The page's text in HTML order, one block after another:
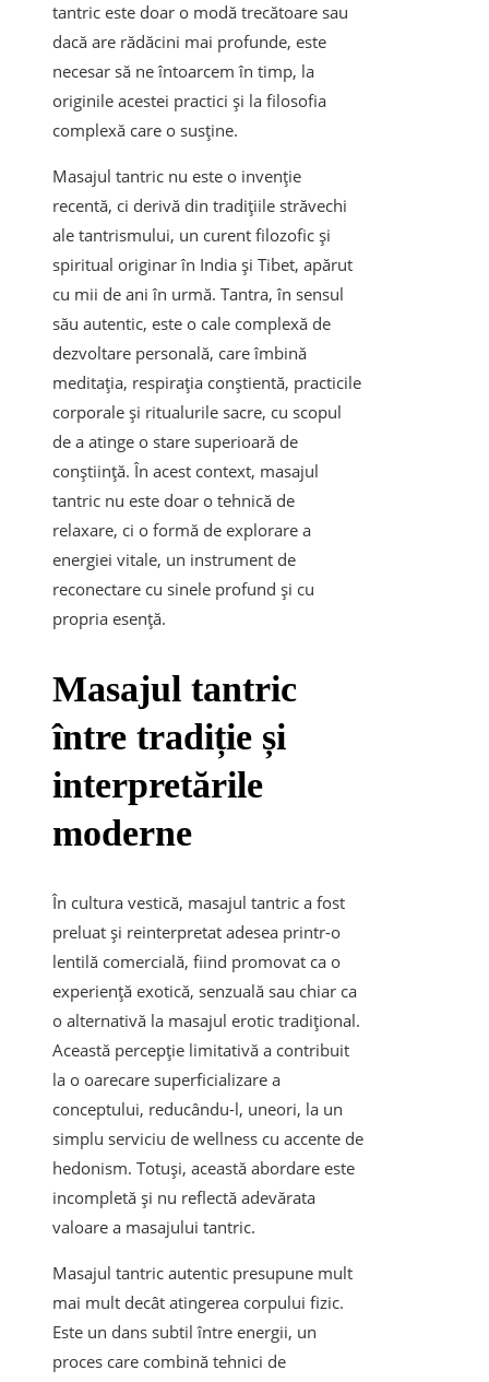
tantric este doar o modă trecătoare sau
dacă are rădăcini mai profunde, este
necesar să ne întoarcem în timp, la
originile acestei practici și la filosofia
complexă care o susține.
Masajul tantric nu este o invenție
recentă, ci derivă din tradițiile străvechi
ale tantrismului, un curent filozofic și
spiritual originar în India și Tibet, apărut
cu mii de ani în urmă. Tantra, în sensul
său autentic, este o cale complexă de
dezvoltare personală, care îmbină
meditația, respirația conștientă, practicile
corporale și ritualurile sacre, cu scopul
de a atinge o stare superioară de
conștiință. În acest context, masajul
tantric nu este doar o tehnică de
relaxare, ci o formă de explorare a
energiei vitale, un instrument de
reconectare cu sinele profund și cu
propria esență.
Masajul tantric
între tradiție și
interpretările
moderne
În cultura vestică, masajul tantric a fost
preluat și reinterpretat adesea printr-o
lentilă comercială, fiind promovat ca o
experiență exotică, senzuală sau chiar ca
o alternativă la masajul erotic tradițional.
Această percepție limitativă a contribuit
la o oarecare superficializare a
conceptului, reducându-l, uneori, la un
simplu serviciu de wellness cu accente de
hedonism. Totuși, această abordare este
incompletă și nu reflectă adevărata
valoare a masajului tantric.
Masajul tantric autentic presupune mult
mai mult decât atingerea corpului fizic.
Este un dans subtil între energii, un
proces care combină tehnici de